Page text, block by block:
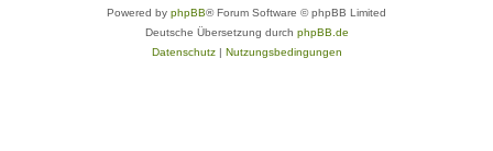
Powered by phpBB® Forum Software © phpBB Limited
Deutsche Übersetzung durch phpBB.de
Datenschutz| Nutzungsbedingungen